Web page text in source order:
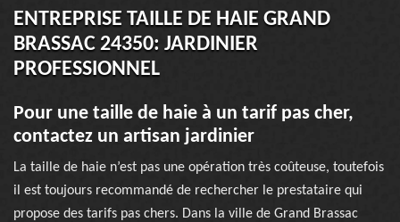
ENTREPRISE TAILLE DE HAIE GRAND
BRASSAC 24350: JARDINIER
PROFESSIONNEL
Pour une taille de haie à un tarif pas cher,
contactez un artisan jardinier
La taille de haie n’est pas une opération très coûteuse, toutefois
il est toujours recommandé de rechercher le prestataire qui
propose des tarifs pas chers. Dans la ville de Grand Brassac